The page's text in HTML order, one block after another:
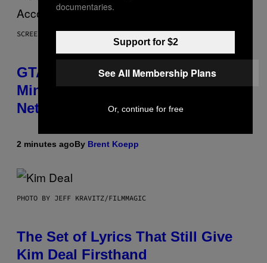
SCREENSHOT: ROCKSTAR GAMES, NETFLIX
GTA 6 Extended Look is 20
Minutes Long According to
Netflix Customer Support
2 minutes agoBy Brent Koepp
PHOTO BY JEFF KRAVITZ/FILMMAGIC
The Set of Lyrics That Still Give
Kim Deal Firsthand
documentaries.
Support for $2
See All Membership Plans
Or, continue for free